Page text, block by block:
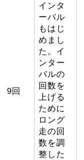
9回
インタ
ーバル
もはじ
めまし
た。イ
ンター
バルの
回数を
上げる
ために
ロング
走の回
数を調
整した